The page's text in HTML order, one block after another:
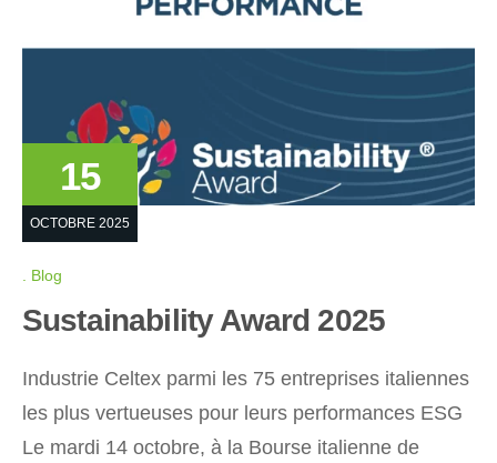
15
OCTOBRE 2025
Blog
Sustainability Award 2025
Industrie Celtex parmi les 75 entreprises italiennes
les plus vertueuses pour leurs performances ESG
Le mardi 14 octobre, à la Bourse italienne de